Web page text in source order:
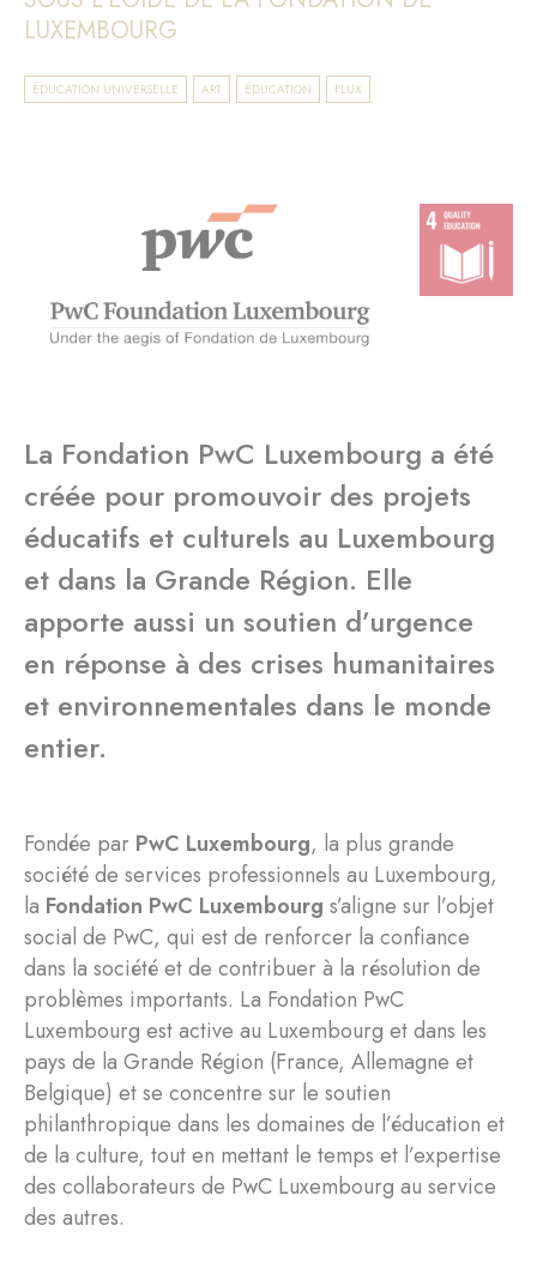
LUXEMBOURG
ÉDUCATION UNIVERSELLE ART ÉDUCATION FLUX
La Fondation PwC Luxembourg a été
créée pour promouvoir des projets
éducatifs et culturels au Luxembourg
et dans la Grande Région. Elle
apporte aussi un soutien d’urgence
en réponse à des crises humanitaires
et environnementales dans le monde
entier.
Fondée par PwC Luxembourg, la plus grande
société de services professionnels au Luxembourg,
la Fondation PwC Luxembourg s’aligne sur l’objet
social de PwC, qui est de renforcer la confiance
dans la société et de contribuer à la résolution de
problèmes importants. La Fondation PwC
Luxembourg est active au Luxembourg et dans les
pays de la Grande Région (France, Allemagne et
Belgique) et se concentre sur le soutien
philanthropique dans les domaines de l’éducation et
de la culture, tout en mettant le temps et l’expertise
des collaborateurs de PwC Luxembourg au service
des autres.